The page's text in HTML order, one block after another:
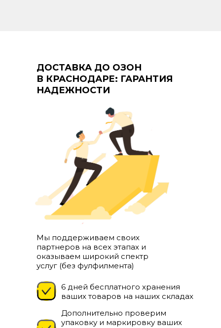
ДОСТАВКА ДО ОЗОН
В КРАСНОДАРЕ: ГАРАНТИЯ
НАДЕЖНОСТИ
6 дней бесплатного хранения
ваших товаров на наших складах
Дополнительно проверим
упаковку и маркировку ваших
Мы поддерживаем своих
партнеров на всех этапах и
оказываем широкий спектр
услуг (без фулфилмента)
Политика конфиденциальности
Публичная оферта фрахтования
Реферальная программа
Заказать звонок
119620, г. Москва, пр-кт
Солнцевский д. 11, помещ. 1/1
Дизайн от
© 2026 ООО "ВБ
КАРГО"
ПЕРВАЯ ДОСТАВКА БЕСПЛАТНО
Подробные условия акции по телефону.
Акция ограничена.
+7 (961) 526-25-32 Бесплатная доставка
Хотите сэкономить на доставке сегодня?